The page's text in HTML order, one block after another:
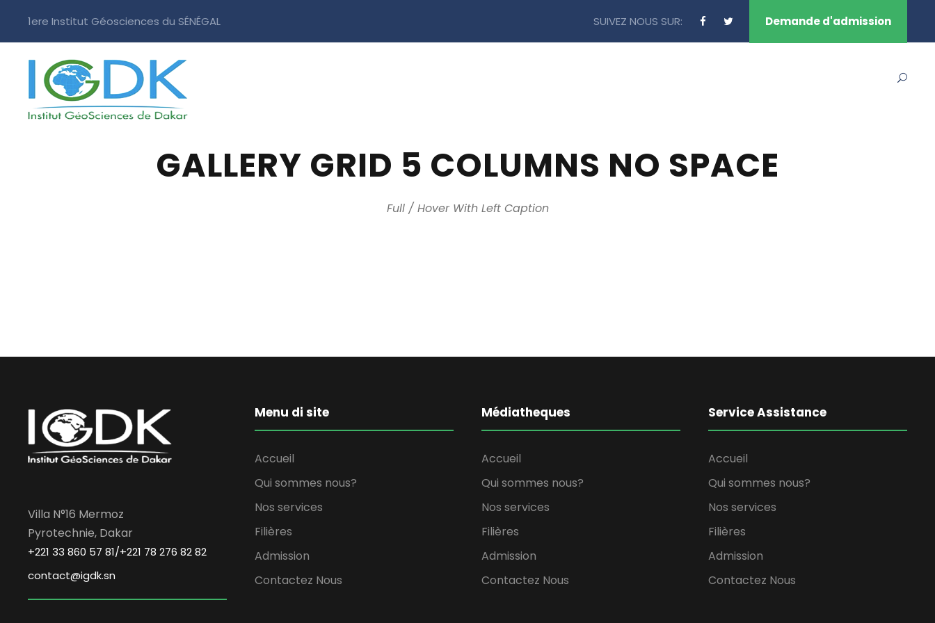
1ere Institut Géosciences du SÉNÉGAL SUIVEZ NOUS SUR: Demande d'admission
GALLERY GRID 5 COLUMNS NO SPACE
Full / Hover With Left Caption
Villa N°16 Mermoz
Pyrotechnie, Dakar
+221 33 860 57 81/+221 78 276 82 82
contact@igdk.sn
Menu di site
Accueil
Qui sommes nous?
Nos services
Filières
Admission
Contactez Nous
Médiatheques
Accueil
Qui sommes nous?
Nos services
Filières
Admission
Contactez Nous
Service Assistance
Accueil
Qui sommes nous?
Nos services
Filières
Admission
Contactez Nous